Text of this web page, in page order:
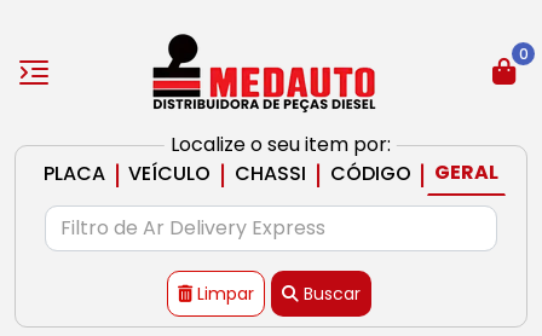
Localize o seu item por:
PLACA | VEÍCULO | CHASSI | CÓDIGO | GERAL
Limpar Buscar
0